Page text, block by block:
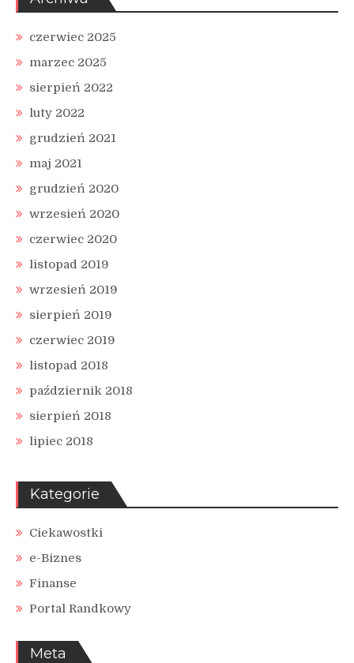
czerwiec 2025
marzec 2025
sierpień 2022
luty 2022
grudzień 2021
maj 2021
grudzień 2020
wrzesień 2020
czerwiec 2020
listopad 2019
wrzesień 2019
sierpień 2019
czerwiec 2019
listopad 2018
październik 2018
sierpień 2018
lipiec 2018
Kategorie
Ciekawostki
e-Biznes
Finanse
Portal Randkowy
Meta